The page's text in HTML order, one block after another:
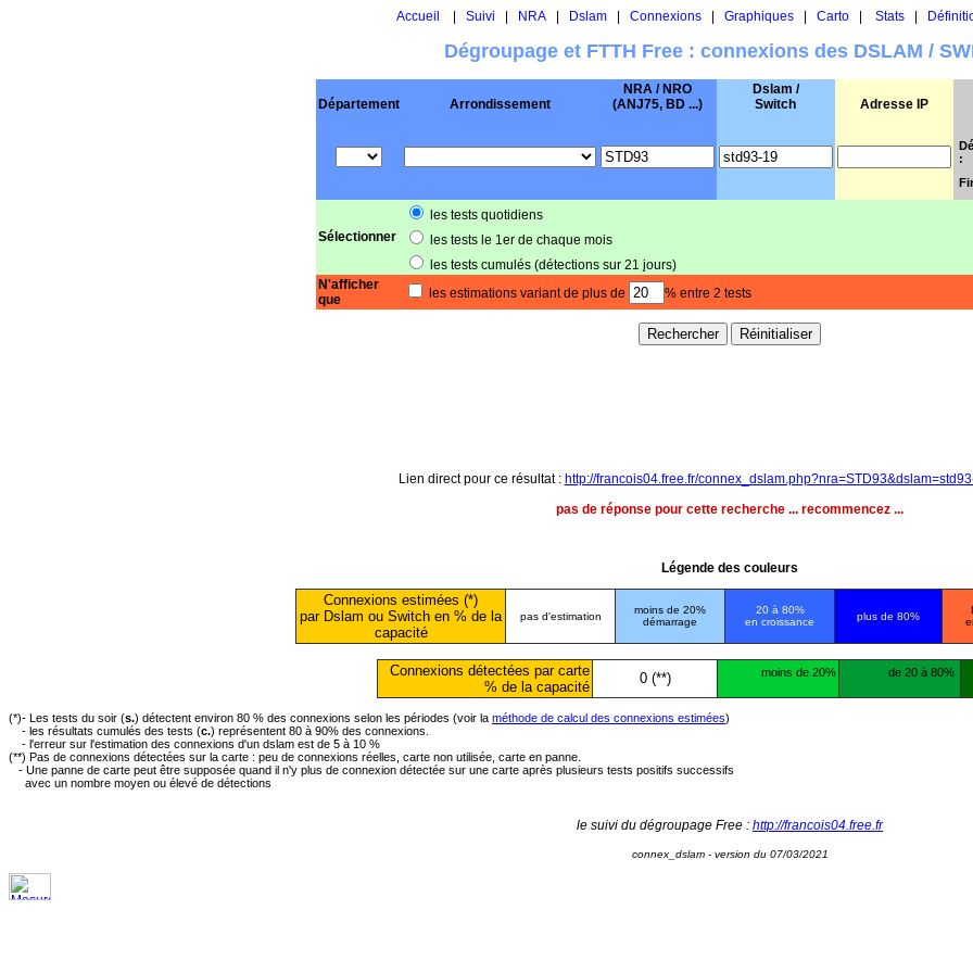
Accueil Suivi NRA| Dslam| Connexions| Graphiques| Carto| Stats|
Dégroupage et FTTH Free : connexions des DSLAM /
Département Arrondissement
NRA / NRO
(ANJ75, BD ...)
Dslam /
Switch
Adresse IP
:
Sélectionner
les tests quotidiens
les tests le 1er de chaque mois
les tests cumulés (détections sur 21 jours)
N'afficher
que
les estimations variant de plus de % entre 2 tests
Lien direct pour ce résultat : http://francois04.free.fr/
pas de réponse pour cette recherche ... recommencez ...
Légende des couleurs
Connexions estimées (*)
par Dslam ou Switch en % de la
capacité
pas d'estimation
moins de 20%
démarrage
20 à 80%
en croissance
plus de 80%
Connexions détectées par carte
% de la capacité
0 (**) moins de 20% de 20 à 80%
(*)- Les tests du soir (s.) détectent environ 80 % des connexions selon les périodes (voir la méthode de calcul des connexions estimées)
- les résultats cumulés des tests (c.) représentent 80 à 90% des connexions.
- l'erreur sur l'estimation des connexions d'un dslam est de 5 à 10 %
(**) Pas de connexions détectées sur la carte : peu de connexions réelles, carte non utilisée, carte en panne.
- Une panne de carte peut être supposée quand il n'y plus de connexion détectée sur une carte après plusieurs tests positifs successifs
avec un nombre moyen ou élevé de détections
le suivi du dégroupage Free : http://francois04.free.fr
connex_dslam - version du 07/03/2021